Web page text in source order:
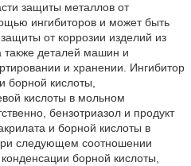
защиты металлов от
ингибиторов и может быть
от коррозии изделий из
также деталей машин и
и хранении. Ингибитор
борной кислоты,
кислоты в мольном
бензотриазол и продукт
и борной кислоты в
следующем соотношении
борной кислоты,